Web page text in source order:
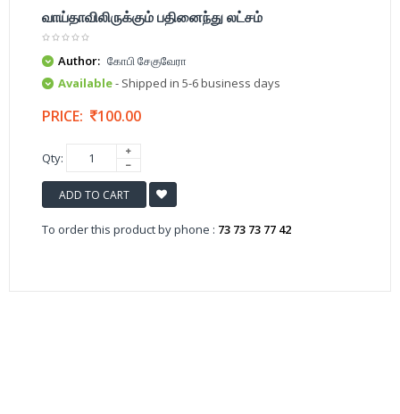
வாய்தாவிலிருக்கும் பதினைந்து லட்சம்
Author: கோபி சேகுவேரா
Available- Shipped in 5-6 business days
PRICE: 100.00
Qty:
ADD TO CART
To order this product by phone : 73 73 73 77 42